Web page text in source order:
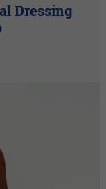
Dressing